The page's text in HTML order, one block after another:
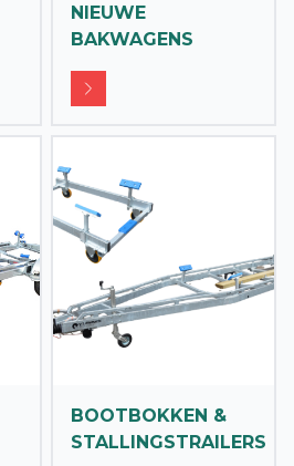
NIEUWE
BAKWAGENS
BOOTBOKKEN &
STALLINGSTRAILERS